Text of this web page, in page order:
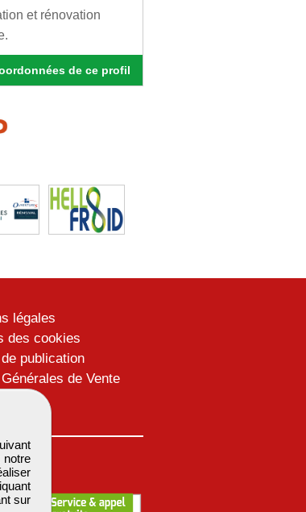
et rénovation
de ce profil
notre
sur
légales
des cookies
publication
de Vente